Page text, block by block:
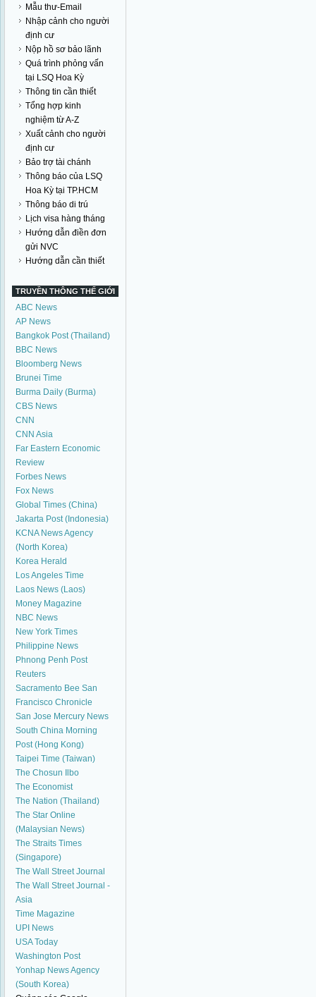
Mẫu thư-Email
Nhập cảnh cho người
định cư
Nộp hồ sơ bảo lãnh
Quá trình phỏng vấn
tại LSQ Hoa Kỳ
Thông tin cần thiết
Tổng hợp kinh
nghiệm từ A-Z
Xuất cảnh cho người
định cư
Bảo trợ tài chánh
Thông báo của LSQ
Hoa Kỳ tại TP.HCM
Thông báo di trú
Lịch visa hàng tháng
Hướng dẫn điền đơn
gửi NVC
Hướng dẫn cần thiết
TRUYỀN THÔNG THẾ GIỚI
ABC News
AP News
Bangkok Post (Thailand)
BBC News
Bloomberg News
Brunei Time
Burma Daily (Burma)
CBS News
CNN
CNN Asia
Far Eastern Economic
Review
Forbes News
Fox News
Global Times (China)
Jakarta Post (Indonesia)
KCNA News Agency
(North Korea)
Korea Herald
Los Angeles Time
Laos News (Laos)
Money Magazine
NBC News
New York Times
Philippine News
Phnong Penh Post
Reuters
Sacramento Bee San
Francisco Chronicle
San Jose Mercury News
South China Morning
Post (Hong Kong)
Taipei Time (Taiwan)
The Chosun Ilbo
The Economist
The Nation (Thailand)
The Star Online
(Malaysian News)
The Straits Times
(Singapore)
The Wall Street Journal
The Wall Street Journal -
Asia
Time Magazine
UPI News
USA Today
Washington Post
Yonhap News Agency
(South Korea)